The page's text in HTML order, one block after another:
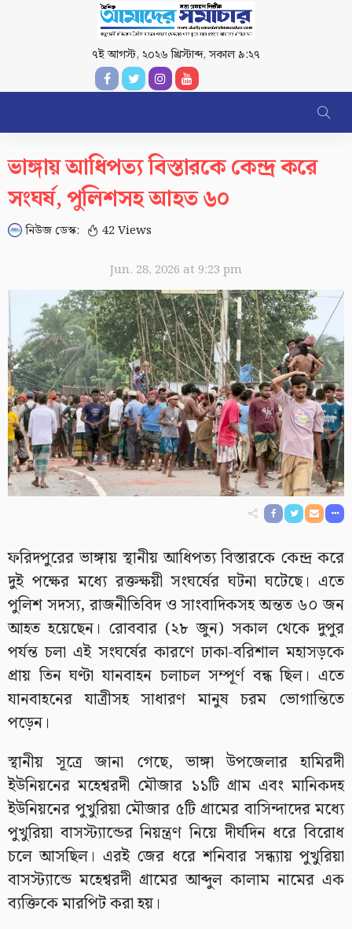
৭ই আগস্ট, ২০২৬ খ্রিস্টাব্দ,সকাল ৯:২৭
ভাঙ্গায় আধিপত্য বিস্তারকে কেন্দ্র করে
সংঘর্ষ, পুলিশসহ আহত ৬০
নিউজ ডেস্ক: 42 Views
Jun. 28, 2026 at 9:23 pm
ফরিদপুরের ভাঙ্গায় স্থানীয় আধিপত্য বিস্তারকে কেন্দ্র করে
দুই পক্ষের মধ্যে রক্তক্ষয়ী সংঘর্ষের ঘটনা ঘটেছে। এতে
পুলিশ সদস্য, রাজনীতিবিদ ও সাংবাদিকসহ অন্তত ৬০ জন
আহত হয়েছেন। রোববার (২৮ জুন) সকাল থেকে দুপুর
পর্যন্ত চলা এই সংঘর্ষের কারণে ঢাকা-বরিশাল মহাসড়কে
প্রায় তিন ঘণ্টা যানবাহন চলাচল সম্পূর্ণ বন্ধ ছিল। এতে
যানবাহনের যাত্রীসহ সাধারণ মানুষ চরম ভোগান্তিতে
পড়েন।
স্থানীয় সূত্রে জানা গেছে, ভাঙ্গা উপজেলার হামিরদী
ইউনিয়নের মহেশ্বরদী মৌজার ১১টি গ্রাম এবং মানিকদহ
ইউনিয়নের পুখুরিয়া মৌজার ৫টি গ্রামের বাসিন্দাদের মধ্যে
পুখুরিয়া বাসস্ট্যান্ডের নিয়ন্ত্রণ নিয়ে দীর্ঘদিন ধরে বিরোধ
চলে আসছিল। এরই জের ধরে শনিবার সন্ধ্যায় পুখুরিয়া
বাসস্ট্যান্ডে মহেশ্বরদী গ্রামের আব্দুল কালাম নামের এক
ব্যক্তিকে মারপিট করা হয়।